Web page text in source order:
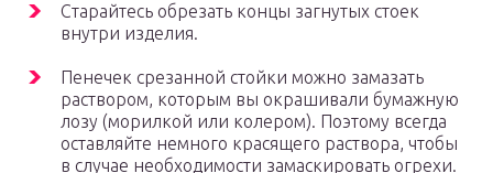
Старайтесь обрезать концы загнутых стоек
внутри изделия.
Пенечек срезанной стойки можно замазать
раствором, которым вы окрашивали бумажную
лозу (морилкой или колером). Поэтому всегда
оставляйте немного красящего раствора, чтобы
в случае необходимости замаскировать огрехи.